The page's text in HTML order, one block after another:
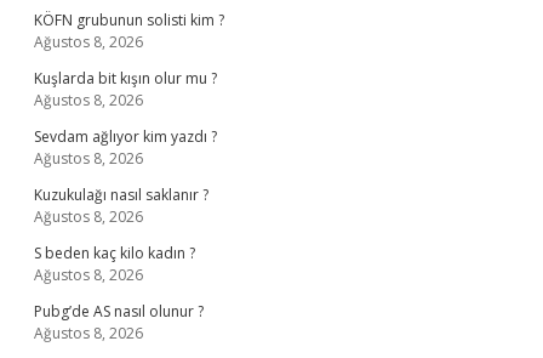
KÖFN grubunun solisti kim ?
Ağustos 8, 2026
Kuşlarda bit kışın olur mu ?
Ağustos 8, 2026
Sevdam ağlıyor kim yazdı ?
Ağustos 8, 2026
Kuzukulağı nasıl saklanır ?
Ağustos 8, 2026
S beden kaç kilo kadın ?
Ağustos 8, 2026
Pubg’de AS nasıl olunur ?
Ağustos 8, 2026